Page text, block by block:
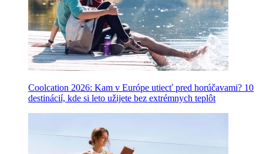
Coolcation 2026: Kam v Európe utiecť pred horúčavami? 10
destinácií, kde si leto užijete bez extrémnych teplôt